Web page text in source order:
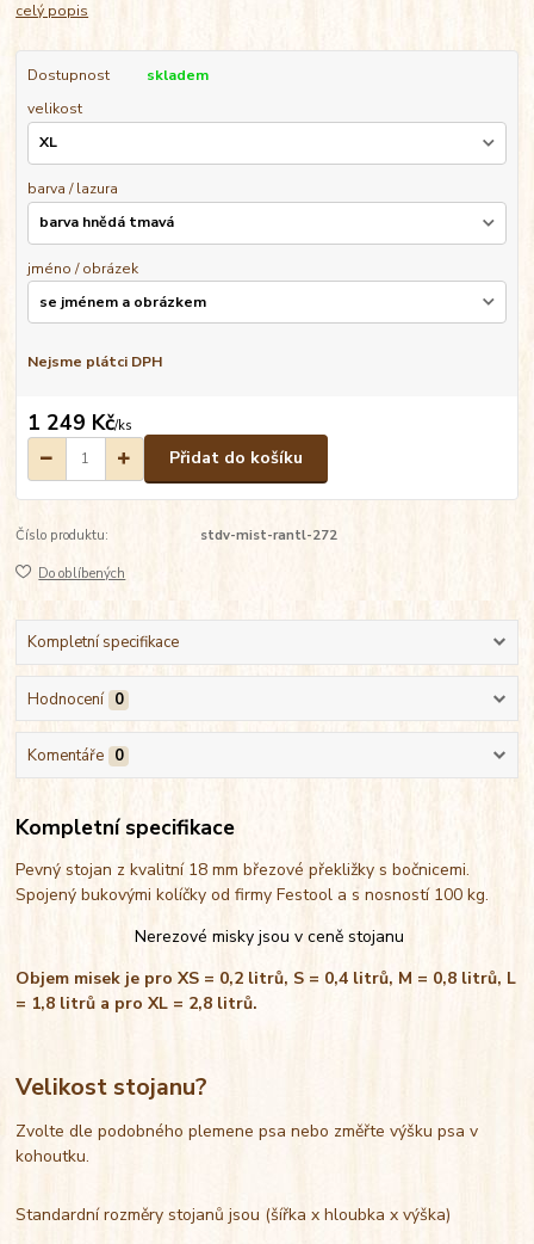
celý popis
Dostupnost
skladem
velikost
barva / lazura
jméno / obrázek
Nejsme plátci DPH
1 249 Kč/ks
Přidat do košíku
Číslo produktu: stdv-mist-rantl-272
Do oblíbených
Kompletní specifikace
Hodnocení 0
Komentáře 0
Kompletní specifikace
Pevný stojan z kvalitní 18 mm březové překližky s bočnicemi.
Spojený bukovými kolíčky od firmy Festool a s nosností 100 kg.
Nerezové misky jsou v ceně stojanu
Objem misek je pro XS = 0,2 litrů, S = 0,4 litrů, M = 0,8 litrů, L
= 1,8 litrů a pro XL = 2,8 litrů.
Velikost stojanu?
Zvolte dle podobného plemene psa nebo změřte výšku psa v
kohoutku.
Standardní rozměry stojanů jsou (šířka x hloubka x výška)